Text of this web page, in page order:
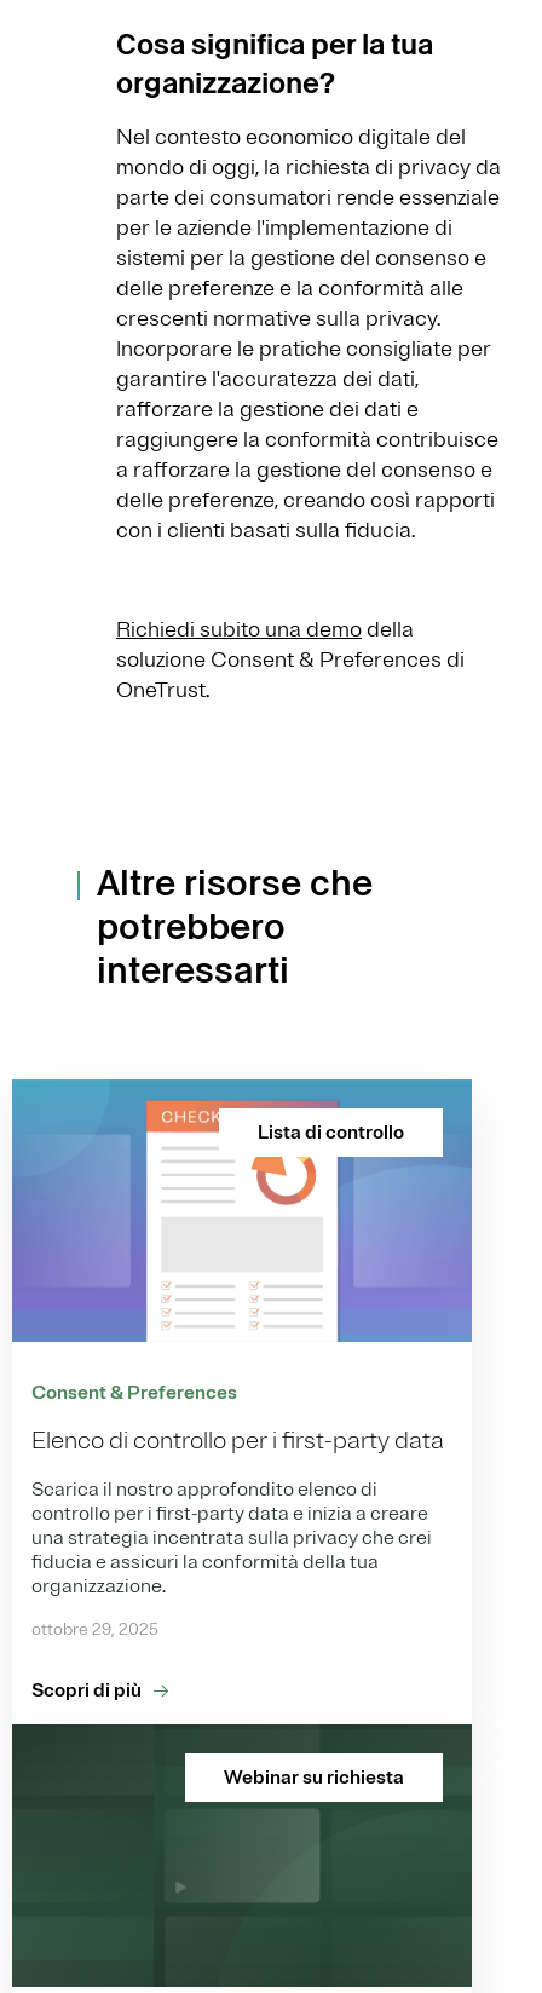
Cosa significa per la tua
organizzazione?
Nel contesto economico digitale del
mondo di oggi, la richiesta di privacy da
parte dei consumatori rende essenziale
per le aziende l'implementazione di
sistemi per la gestione del consenso e
delle preferenze e la conformità alle
crescenti normative sulla privacy.
Incorporare le pratiche consigliate per
garantire l'accuratezza dei dati,
rafforzare la gestione dei dati e
raggiungere la conformità contribuisce
a rafforzare la gestione del consenso e
delle preferenze, creando così rapporti
con i clienti basati sulla fiducia.
Richiedi subito una demo della
soluzione Consent & Preferences di
OneTrust.
Altre risorse che
potrebbero
interessarti
Lista di controllo
Consent & Preferences
Elenco di controllo per i first-party data
Scarica il nostro approfondito elenco di
controllo per i first-party data e inizia a creare
una strategia incentrata sulla privacy che crei
fiducia e assicuri la conformità della tua
organizzazione.
ottobre 29, 2025
Scopri di più
Webinar su richiesta